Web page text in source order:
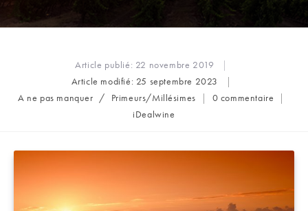
Article publié: 22 novembre 2019
Article modifié: 25 septembre 2023
Post
A ne pas manquer / Primeurs/Millésimes
Commentaires
0 commentaire
Auteur/autrice
publication :
iDealwine